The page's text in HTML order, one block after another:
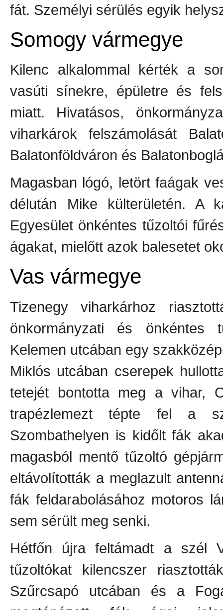
fát. Személyi sérülés egyik
Somogy vármegye
Kilenc alkalommal kérték a
vasúti sínekre, épületre és
miatt. Hivatásos,
viharkárok felszámolását
Balatonföldváron és
Magasban lógó, letört faágak
délután Mike külterületén. A
Egyesület önkéntes tűzoltói
ágakat, mielőtt azok balesetet
Vas vármegye
Tizenegy viharkárhoz
önkormányzati és önkéntes
Kelemen utcában egy
Miklós utcában cserepek
tetejét bontotta meg a vihar,
trapézlemezt tépte fel a
Szombathelyen is kidőlt fák
magasból mentő tűzoltó
eltávolították a meglazult
fák feldarabolásához motoros
sem sérült meg senki.
Hétfőn újra feltámadt a szél
tűzoltókat kilencszer
Szűrcsapó utcában és a